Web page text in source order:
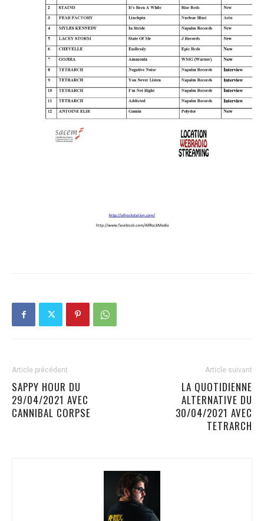
Article précédent
SAPPY HOUR DU
29/04/2021 AVEC
CANNIBAL CORPSE
Article suivant
LA QUOTIDIENNE
ALTERNATIVE DU
30/04/2021 AVEC
TETRARCH